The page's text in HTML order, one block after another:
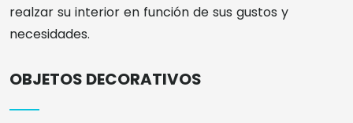
realzar su interior en función de sus gustos y
necesidades.
OBJETOS DECORATIVOS